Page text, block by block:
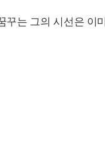
는 그의 시선은 이